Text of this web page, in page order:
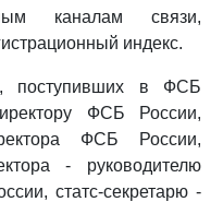
каналам связи,
индекс.
поступивших в ФСБ
ФСБ России,
ФСБ России,
- руководителю
статс-секретарю -